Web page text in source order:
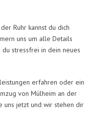
Ruhr kannst du dich
uns um alle Details
du stressfrei in dein neues
erfahren oder ein
von Mülheim an der
uns jetzt und wir stehen dir